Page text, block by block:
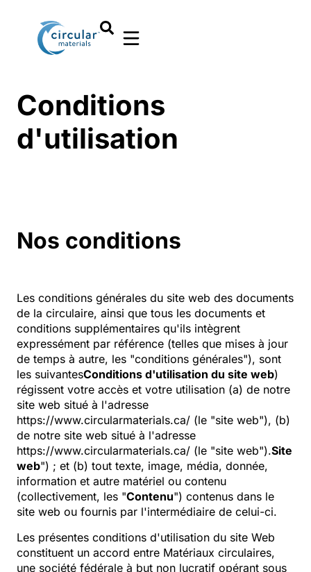
Conditions
d'utilisation
Nos conditions
Les conditions générales du site web des documents
de la circulaire, ainsi que tous les documents et
conditions supplémentaires qu'ils intègrent
expressément par référence (telles que mises à jour
de temps à autre, les "conditions générales"), sont
les suivantesConditions d'utilisation du site web)
régissent votre accès et votre utilisation (a) de notre
site web situé à l'adresse
https://www.circularmaterials.ca/ (le "site web"), (b)
de notre site web situé à l'adresse
https://www.circularmaterials.ca/ (le "site web").Site
web") ; et (b) tout texte, image, média, donnée,
information et autre matériel ou contenu
(collectivement, les "Contenu") contenus dans le
site web ou fournis par l'intermédiaire de celui-ci.
Les présentes conditions d'utilisation du site Web
constituent un accord entre Matériaux circulaires,
une société fédérale à but non lucratif opérant sous